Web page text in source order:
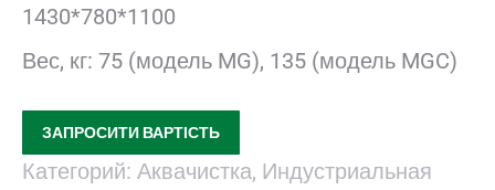
1430*780*1100
Вес, кг: 75 (модель MG), 135 (модель MGC)
ЗАПРОСИТИ ВАРТІСТЬ
Категорий: Аквачистка, Индустриальная